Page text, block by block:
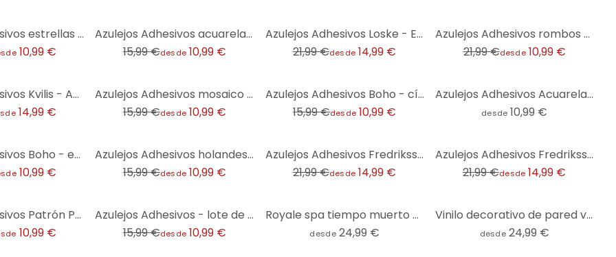
Azulejos Adhesivos estrellas - lote de 12
10,99 €
Azulejos Adhesivos acuarela ramos de flores - lote de 12
15,99 €desde 10,99 €
Azulejos Adhesivos Loske - En la Cocina - set de 12
21,99 €desde 14,99 €
Azulejos Adhesivos rombos turquesa rosa - Treechild - lote de 12
21,99 €desde 10,99 €
Azulejos Adhesivos Kvilis - Amigos animales en el bosque - set de 12
14,99 €
Azulejos Adhesivos mosaico 03 - lote de 12
15,99 €desde 10,99 €
Azulejos Adhesivos Boho - círculos sol amarillo antracita - lote de 12
15,99 €desde 10,99 €
Azulejos Adhesivos Acuarela - Flor de coral - lote de 12
desde 10,99 €
Azulejos Adhesivos Boho - espiga capuchino - lote de 12
10,99 €
Azulejos Adhesivos holandeses - lote de 12
15,99 €desde 10,99 €
Azulejos Adhesivos Fredriksson - Hexágonos de nácar de colores - Lote de 12
21,99 €desde 14,99 €
Azulejos Adhesivos Fredriksson - Terrazo de colores - Lote de 12
21,99 €desde 14,99 €
Azulejos Adhesivos Patrón Portugués Azulejo - Treechild - Lote de 12
10,99 €
Azulejos Adhesivos - lote de 12
15,99 €desde 10,99 €
Royale spa tiempo muerto con Vinilo decorativo leopardo - Rahner - Redondo
desde 24,99 €
Vinilo decorativo de pared vista del Mar Báltico - redondo
desde 24,99 €